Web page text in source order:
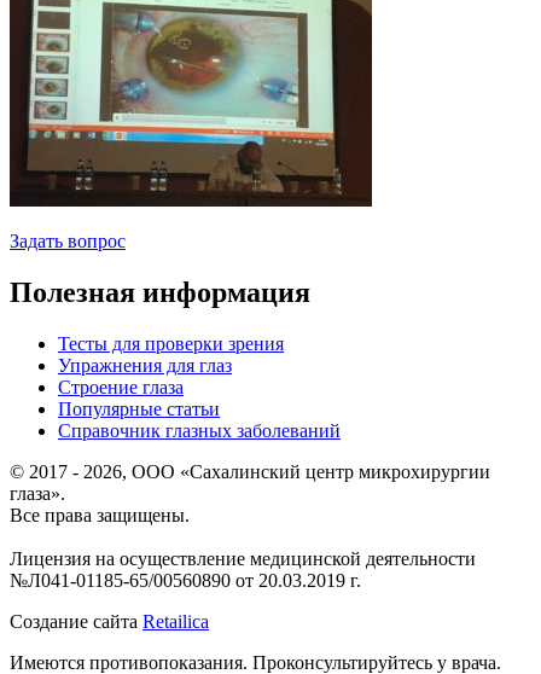
Задать вопрос
Полезная информация
Тесты для проверки зрения
Упражнения для глаз
Строение глаза
Популярные статьи
Справочник глазных заболеваний
© 2017 - 2026, ООО «Сахалинский центр микрохирургии
глаза».
Все права защищены.
Лицензия на осуществление медицинской деятельности
№Л041-01185-65/00560890 от 20.03.2019 г.
Создание сайта Retailica
Имеются противопоказания. Проконсультируйтесь у врача.